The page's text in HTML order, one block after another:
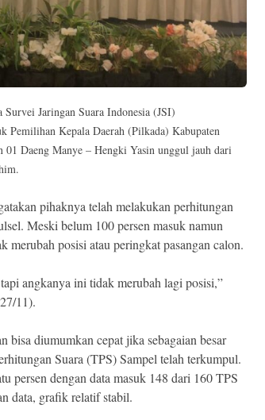
Survei Jaringan Suara Indonesia (JSI)
Pemilihan Kepala Daerah (Pilkada) Kabupaten
01 Daeng Manye – Hengki Yasin unggul jauh dari
pihaknya telah melakukan perhitungan
Meski belum 100 persen masuk namun
merubah posisi atau peringkat pasangan calon.
angkanya ini tidak merubah lagi posisi,”
11).
bisa diumumkan cepat jika sebagaian besar
Suara (TPS) Sampel telah terkumpul.
persen dengan data masuk 148 dari 160 TPS
data, grafik relatif stabil.